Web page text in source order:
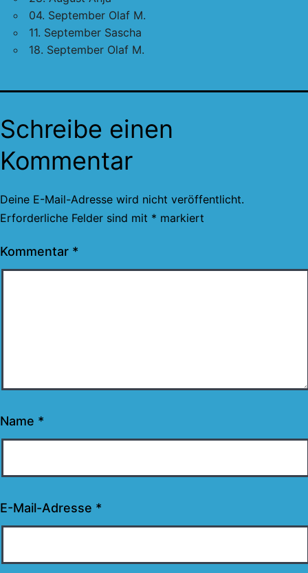
04. September Olaf M.
11. September Sascha
18. September Olaf M.
Schreibe einen
Kommentar
Deine E-Mail-Adresse wird nicht veröffentlicht.
Erforderliche Felder sind mit * markiert
Kommentar *
Name *
E-Mail-Adresse *